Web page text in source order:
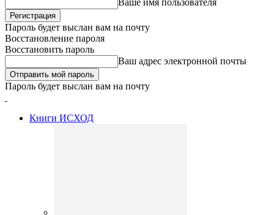
Ваше имя пользователя
Пароль будет выслан вам на почту
Восстановление пароля
Восстановить пароль
Ваш адрес электронной почты
Пароль будет выслан вам на почту
Книги ИСХОД